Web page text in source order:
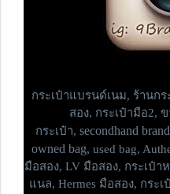
กระเป๋าแบรนด์เนม, ร้านกร
สอง, กระเป๋ามือ2,
กระเป๋า, secondhand
owned bag, used bag,
มือสอง, LV มือสอง, กระเป๋า
แนล, Hermes มือสอง, กระ